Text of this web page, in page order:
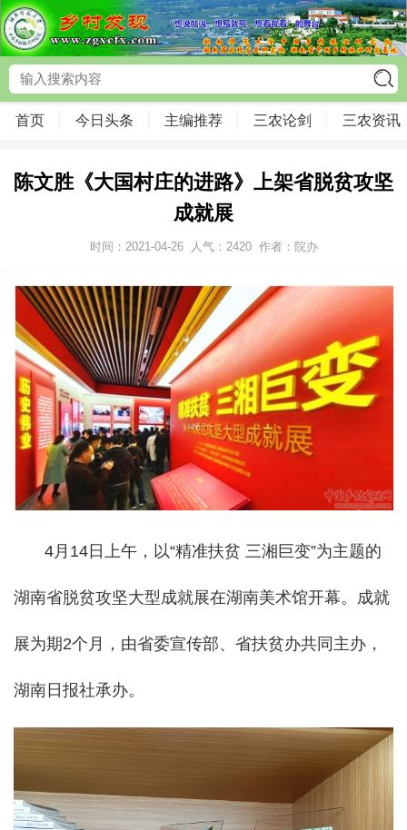
首页 今日头条 主编推荐 三农论剑 三农资讯
陈文胜《大国村庄的进路》上架省脱贫攻坚
成就展
时间：2021-04-26 人气： 2420 作者：院办
4月14日上午，以“精准扶贫 三湘巨变”为主题的
湖南省脱贫攻坚大型成就展在湖南美术馆开幕。成就
展为期2个月，由省委宣传部、省扶贫办共同主办，
湖南日报社承办。